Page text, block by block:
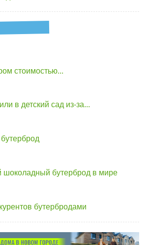
стоимостью...
в детский сад из-за...
бутерброд в мире
бутербродами